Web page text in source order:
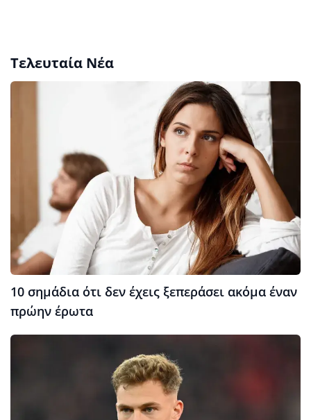
Τελευταία Νέα
10 σημάδια ότι δεν έχεις ξεπεράσει ακόμα έναν
πρώην έρωτα